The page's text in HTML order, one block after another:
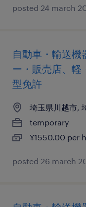
posted 24 march
自動車・輸送機
ー・販売店、軽
型免許
埼玉県川越市,
temporary
¥1550.00 per
posted 26 march